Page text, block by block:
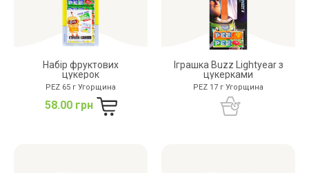
Набір фруктових
цукерок
PEZ 65 г Угорщина
58.00 грн
Іграшка Buzz Lightyear з
цукерками
PEZ 17 г Угорщина